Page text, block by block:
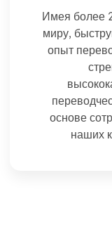
Имея более
миру,
опыт
основе
наших